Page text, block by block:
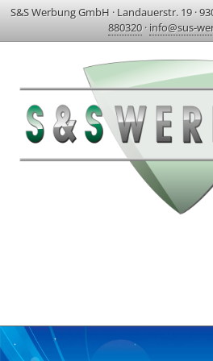
S&S Werbung GmbH · Landauerstr. 19 ·
880320· info@sus-
AKTUELLES & PROJEKTE